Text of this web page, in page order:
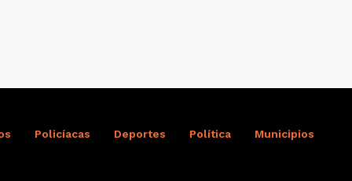
Policíacas Deportes Política Municipios